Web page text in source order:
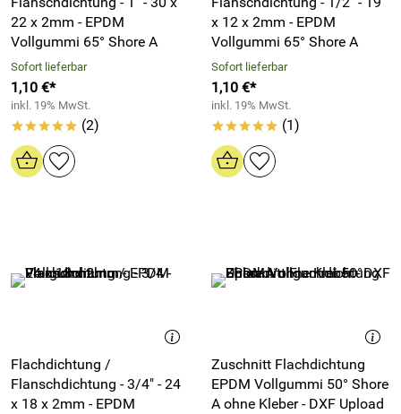
22 x 2mm - EPDM
Vollgummi 65° Shore A
Sofort lieferbar
1,10 €*
inkl. 19% MwSt.
***** (2)
x 12 x 2mm - EPDM
Vollgummi 65° Shore A
Sofort lieferbar
1,10 €*
inkl. 19% MwSt.
***** (1)
Flachdichtung /
Flanschdichtung - 3/4" - 24
x 18 x 2mm - EPDM
Zuschnitt Flachdichtung
EPDM Vollgummi 50° Shore
A ohne Kleber - DXF Upload